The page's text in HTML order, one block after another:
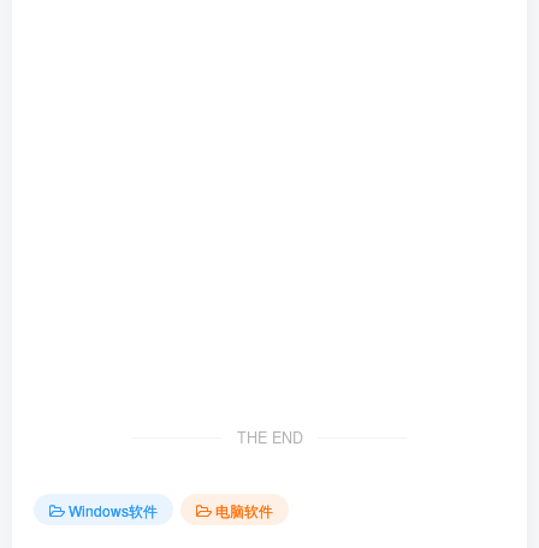
THE END
Windows软件 电脑软件